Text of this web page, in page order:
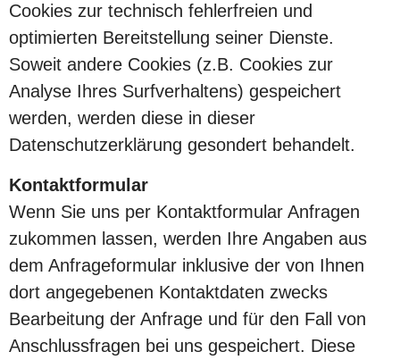
Cookies zur technisch fehlerfreien und
optimierten Bereitstellung seiner Dienste.
Soweit andere Cookies (z.B. Cookies zur
Analyse Ihres Surfverhaltens) gespeichert
werden, werden diese in dieser
Datenschutzerklärung gesondert behandelt.
Kontaktformular
Wenn Sie uns per Kontaktformular Anfragen
zukommen lassen, werden Ihre Angaben aus
dem Anfrageformular inklusive der von Ihnen
dort angegebenen Kontaktdaten zwecks
Bearbeitung der Anfrage und für den Fall von
Anschlussfragen bei uns gespeichert. Diese